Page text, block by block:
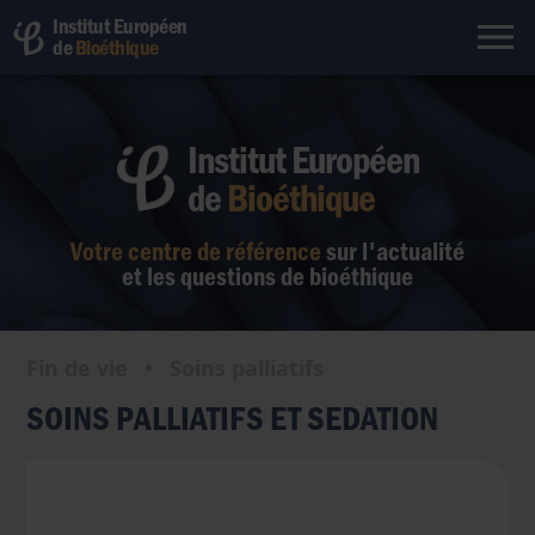
Institut Européen
deBioéthique
Votre centre de référence sur l'actualité
et les questions de bioéthique
Institut Européen
deBioéthique
SOINS PALLIATIFS ET SEDATION